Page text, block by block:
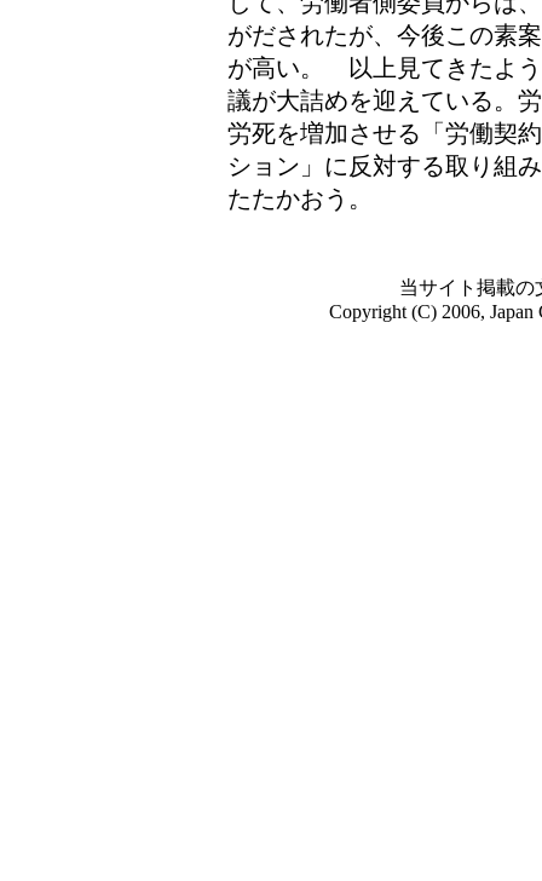
がだされたが、今後この素
が高い。 以上見てきたよ
議が大詰めを迎えている。
労死を増加させる「労働契
ション」に反対する取り組
たたかおう。
当サイト掲載の
Copyright (C) 2006, Japan